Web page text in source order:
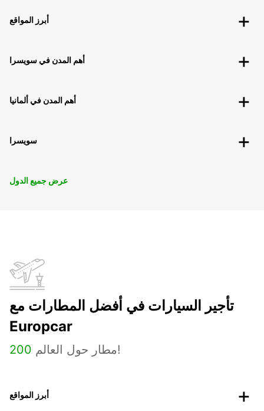
أبرز المواقع
أهم المدن في سويسرا
أهم المدن في ألمانيا
سويسرا
عرض جميع الدول
تأجير السيارات في أفضل المطارات مع
Europcar
200 مطار حول العالم!
أبرز المواقع